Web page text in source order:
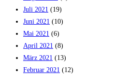
Juli 2021 (19)
Juni 2021 (10)
Mai 2021 (6)
April 2021 (8)
März 2021 (13)
Februar 2021 (12)